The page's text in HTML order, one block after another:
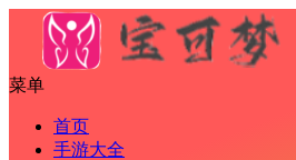
菜单
首页
手游大全